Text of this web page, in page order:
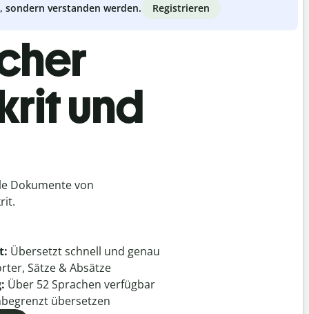
verstanden werden. Registrieren
und
Dokumente von
Übersetzt schnell und genau
Sätze & Absätze
Über 52Sprachen verfügbar
übersetzen